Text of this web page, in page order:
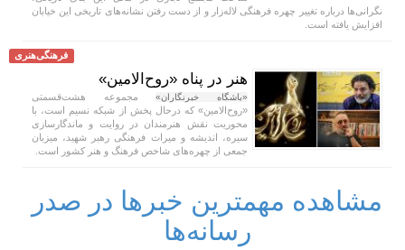
نگرانی‌ها درباره تغییر چهره فرهنگی لاله‌زار و از دست رفتن نشانه‌های تاریخی این خیابان
افزایش یافته است.
فرهنگی‌هنری
هنر در پناه «روح‌الامین»
«باشگاه خبرنگاران»مجموعه هشت‌قسمتی
«روح‌الامین» که درحال پخش از شبکه نسیم است، با
محوریت نقش هنرمندان در روایت و ماندگارسازی
سیره، اندیشه و میراث فرهنگی رهبر شهید، میزبان
جمعی از چهره‌های شاخص فرهنگ و هنر کشور است.
مشاهده مهمترین خبرها در صدر
رسانه‌ها